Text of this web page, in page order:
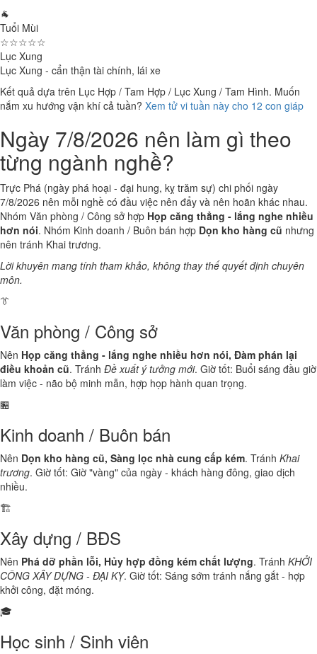
🐐
Tuổi Mùi
☆☆☆☆☆
Lục Xung
Lục Xung - cẩn thận tài chính, lái xe
Kết quả dựa trên Lục Hợp / Tam Hợp / Lục Xung / Tam Hình. Muốn
nắm xu hướng vận khí cả tuần? Xem tử vi tuần này cho 12 con giáp
Ngày 7/8/2026 nên làm gì theo
từng ngành nghề?
Trực Phá (ngày phá hoại - đại hung, kỵ trăm sự) chi phối ngày
7/8/2026 nên mỗi nghề có đầu việc nên đẩy và nên hoãn khác nhau.
Nhóm Văn phòng / Công sở hợp Họp căng thẳng - lắng nghe nhiều
hơn nói. Nhóm Kinh doanh / Buôn bán hợp Dọn kho hàng cũ nhưng
nên tránh Khai trương.
Lời khuyên mang tính tham khảo, không thay thế quyết định chuyên
môn.
👔
Văn phòng / Công sở
Nên Họp căng thẳng - lắng nghe nhiều hơn nói, Đàm phán lại
điều khoản cũ. Tránh Đề xuất ý tưởng mới. Giờ tốt: Buổi sáng đầu giờ
làm việc - não bộ minh mẫn, hợp họp hành quan trọng.
🏪
Kinh doanh / Buôn bán
Nên Dọn kho hàng cũ, Sàng lọc nhà cung cấp kém. Tránh Khai
trương. Giờ tốt: Giờ "vàng" của ngày - khách hàng đông, giao dịch
nhiều.
🏗️
Xây dựng / BĐS
Nên Phá dỡ phần lỗi, Hủy hợp đồng kém chất lượng. Tránh KHỞI
CÔNG XÂY DỰNG - ĐẠI KỴ. Giờ tốt: Sáng sớm tránh nắng gắt - hợp
khởi công, đặt móng.
🎓
Học sinh / Sinh viên